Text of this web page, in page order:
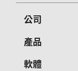
公司
關於Vivitek
產品
攜帶型投影機
軟體